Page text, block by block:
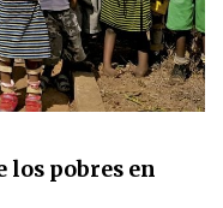
los pobres en